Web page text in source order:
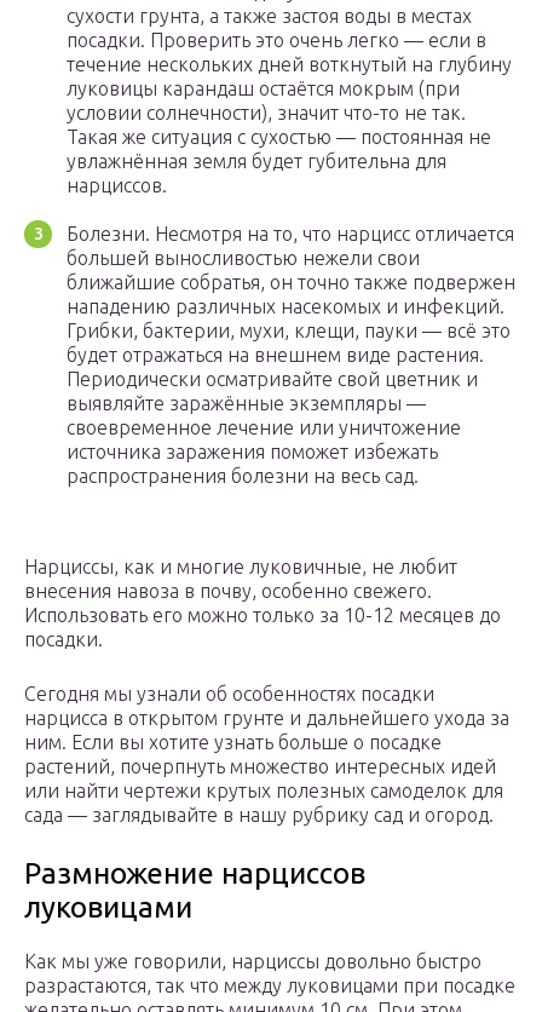
сухости грунта, а также застоя воды в местах
посадки. Проверить это очень легко — если в
течение нескольких дней воткнутый на глубину
луковицы карандаш остаётся мокрым (при
условии солнечности), значит что-то не так.
Такая же ситуация с сухостью — постоянная не
увлажнённая земля будет губительна для
нарциссов.
Болезни. Несмотря на то, что нарцисс отличается
большей выносливостью нежели свои
ближайшие собратья, он точно также подвержен
нападению различных насекомых и инфекций.
Грибки, бактерии, мухи, клещи, пауки — всё это
будет отражаться на внешнем виде растения.
Периодически осматривайте свой цветник и
выявляйте заражённые экземпляры —
своевременное лечение или уничтожение
источника заражения поможет избежать
распространения болезни на весь сад.
Нарциссы, как и многие луковичные, не любит
внесения навоза в почву, особенно свежего.
Использовать его можно только за 10-12 месяцев до
посадки.
Сегодня мы узнали об особенностях посадки
нарцисса в открытом грунте и дальнейшего ухода за
ним. Если вы хотите узнать больше о посадке
растений, почерпнуть множество интересных идей
или найти чертежи крутых полезных самоделок для
сада — заглядывайте в нашу рубрику сад и огород.
Размножение нарциссов
луковицами
Как мы уже говорили, нарциссы довольно быстро
разрастаются, так что между луковицами при посадке